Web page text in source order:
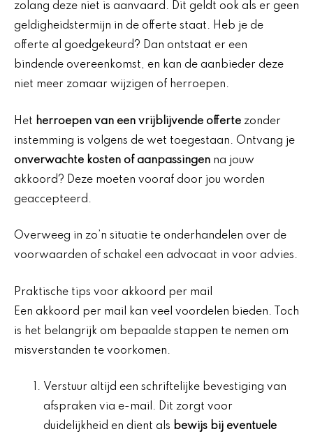
zolang deze niet is aanvaard. Dit geldt ook als er geen
geldigheidstermijn in de offerte staat. Heb je de
offerte al goedgekeurd? Dan ontstaat er een
bindende overeenkomst, en kan de aanbieder deze
niet meer zomaar wijzigen of herroepen.
Het herroepen van een vrijblijvende offerte zonder
instemming is volgens de wet toegestaan. Ontvang je
onverwachte kosten of aanpassingen na jouw
akkoord? Deze moeten vooraf door jou worden
geaccepteerd.
Overweeg in zo’n situatie te onderhandelen over de
voorwaarden of schakel een advocaat in voor advies.
Praktische tips voor akkoord per mail
Een akkoord per mail kan veel voordelen bieden. Toch
is het belangrijk om bepaalde stappen te nemen om
misverstanden te voorkomen.
Verstuur altijd een schriftelijke bevestiging van
afspraken via e-mail. Dit zorgt voor
duidelijkheid en dient als bewijs bij eventuele